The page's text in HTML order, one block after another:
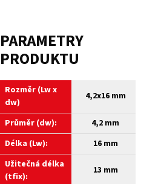
PARAMETRY
PRODUKTU
Rozměr (Lw x
dw)
4,2x16 mm
Průměr (dw):
4,2 mm
Délka (Lw):
16 mm
Užitečná délka
(tfix):
13 mm